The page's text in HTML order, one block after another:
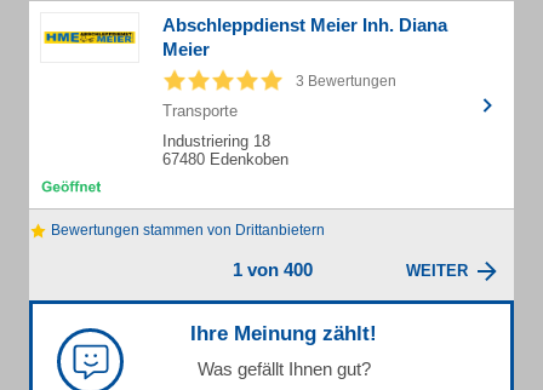
Abschleppdienst Meier Inh. Diana
Meier
3 Bewertungen
Transporte
Industriering 18
67480 Edenkoben
Bewertungen stammen von Drittanbietern
1 von 400 WEITER
Ihre Meinung zählt!
Was gefällt Ihnen gut?